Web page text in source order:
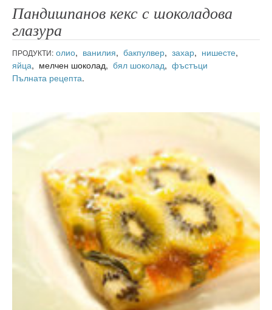
Пандишпанов кекс с шоколадова
глазура
ПРОДУКТИ: олио, ванилия, бакпулвер, захар, нишесте,
яйца, мелчен шоколад, бял шоколад, фъстъци
Пълната рецепта.